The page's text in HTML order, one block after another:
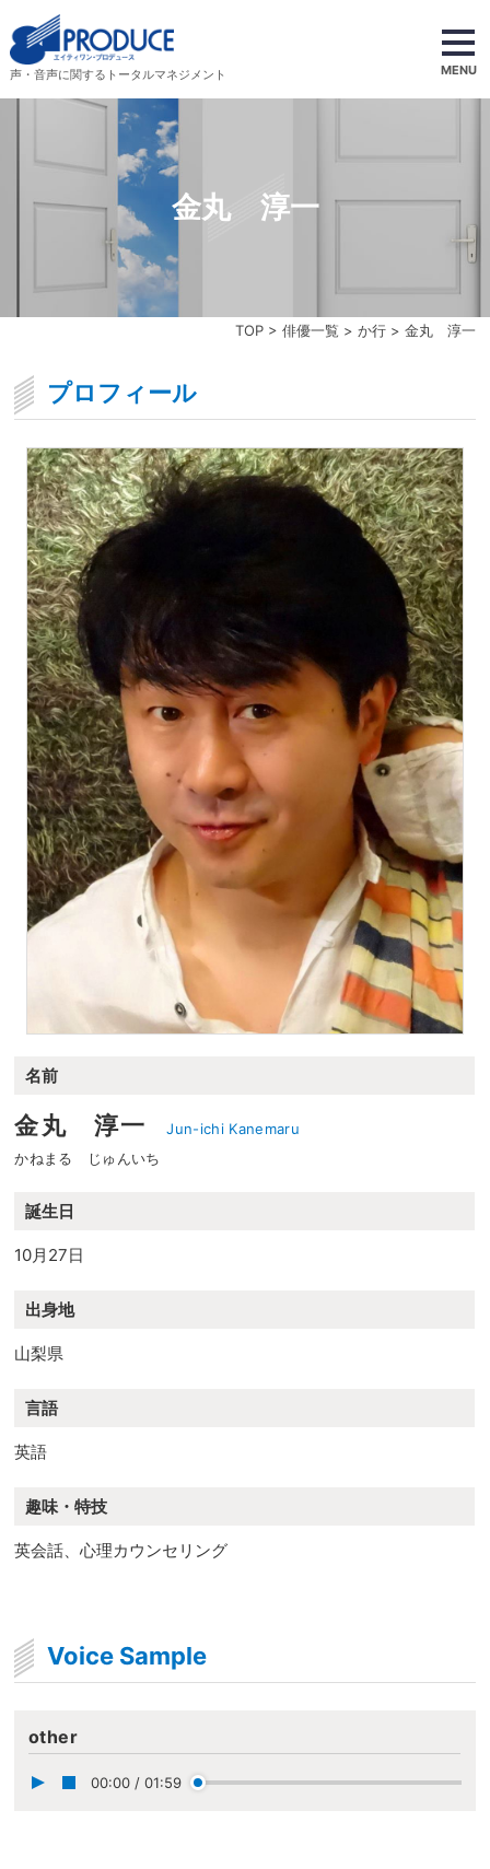
声・音声に関するトータルマネジメント MENU
TOP> 俳優一覧 > か行> 金丸 淳一
金丸 淳一
プロフィール
名前
金丸 淳一
Jun-ichi Kanemaru
かねまる じゅんいち
誕生日
10月27日
出身地
山梨県
言語
英語
趣味・特技
英会話、心理カウンセリング
Voice Sample
other
00:00 / 01:59